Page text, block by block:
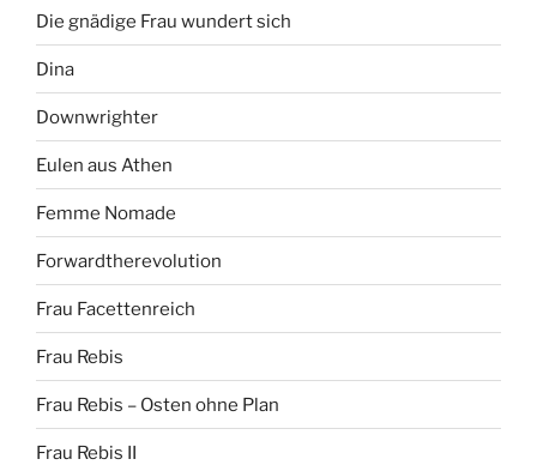
Die gnädige Frau wundert sich
Dina
Downwrighter
Eulen aus Athen
Femme Nomade
Forwardtherevolution
Frau Facettenreich
Frau Rebis
Frau Rebis – Osten ohne Plan
Frau Rebis II